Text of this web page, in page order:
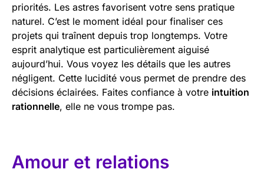
priorités. Les astres favorisent votre sens pratique
naturel. C’est le moment idéal pour finaliser ces
projets qui traînent depuis trop longtemps. Votre
esprit analytique est particulièrement aiguisé
aujourd’hui. Vous voyez les détails que les autres
négligent. Cette lucidité vous permet de prendre des
décisions éclairées. Faites confiance à votre intuition
rationnelle, elle ne vous trompe pas.
Amour et relations